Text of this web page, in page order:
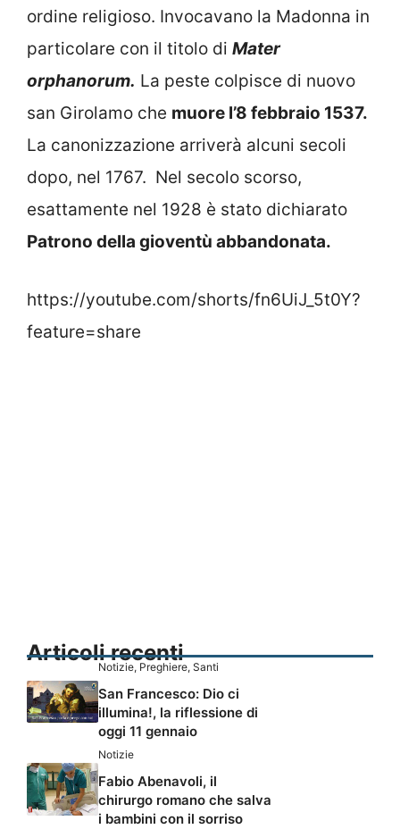
ordine religioso. Invocavano la Madonna in
particolare con il titolo di Mater
orphanorum. La peste colpisce di nuovo
san Girolamo che muore l’8 febbraio 1537.
La canonizzazione arriverà alcuni secoli
dopo, nel 1767. Nel secolo scorso,
esattamente nel 1928 è stato dichiarato
Patrono della gioventù abbandonata.
https://youtube.com/shorts/fn6UiJ_5t0Y?
feature=share
Articoli recenti
Notizie, Preghiere, Santi
San Francesco: Dio ci
illumina!, la riflessione di
oggi 11 gennaio
Notizie
Fabio Abenavoli, il
chirurgo romano che salva
i bambini con il sorriso